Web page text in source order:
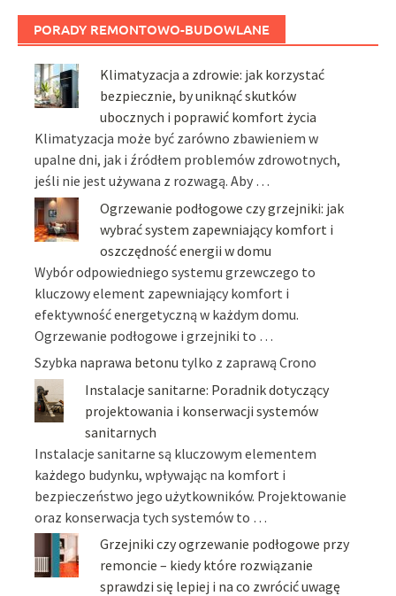
PORADY REMONTOWO-BUDOWLANE
Klimatyzacja a zdrowie: jak korzystać
bezpiecznie, by uniknąć skutków
ubocznych i poprawić komfort życia
Klimatyzacja może być zarówno zbawieniem w
upalne dni, jak i źródłem problemów zdrowotnych,
jeśli nie jest używana z rozwagą. Aby …
Ogrzewanie podłogowe czy grzejniki: jak
wybrać system zapewniający komfort i
oszczędność energii w domu
Wybór odpowiedniego systemu grzewczego to
kluczowy element zapewniający komfort i
efektywność energetyczną w każdym domu.
Ogrzewanie podłogowe i grzejniki to …
Szybka naprawa betonu tylko z zaprawą Crono
Instalacje sanitarne: Poradnik dotyczący
projektowania i konserwacji systemów
sanitarnych
Instalacje sanitarne są kluczowym elementem
każdego budynku, wpływając na komfort i
bezpieczeństwo jego użytkowników. Projektowanie
oraz konserwacja tych systemów to …
Grzejniki czy ogrzewanie podłogowe przy
remoncie – kiedy które rozwiązanie
sprawdzi się lepiej i na co zwrócić uwagę